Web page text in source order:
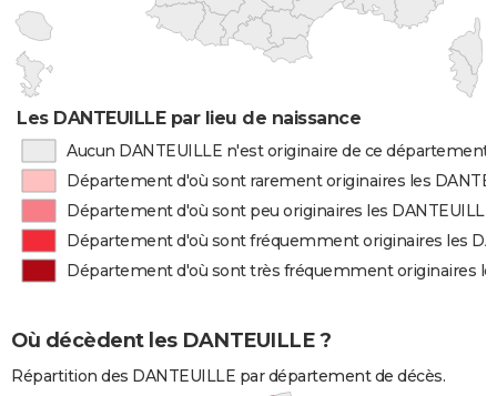
Les DANTEUILLE par lieu de naissance
Aucun DANTEUILLE n'est originaire de ce département
Département d'où sont rarement originaires les
Département d'où sont peu originaires les DANTEUILLE
Département d'où sont fréquemment originaires les
Département d'où sont très fréquemment originaires
Où décèdent les DANTEUILLE ?
Répartition des DANTEUILLE par département de décès.